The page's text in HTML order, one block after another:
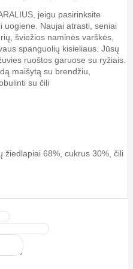
jeigu pasirinksite
uogiene. Naujai atrasti, seniai
šviežios naminės varškės,
spanguolių kisieliaus. Jūsų
ruoštos garuose su ryžiais.
maišytą su brendžiu,
su čili
žiedlapiai 68%, cukrus 30%, čili